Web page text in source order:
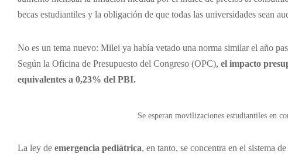
becas estudiantiles y la obligación de que todas las universidades sean
No es un tema nuevo: Milei ya había vetado una norma similar el año
Según la Oficina de Presupuesto del Congreso (OPC), el impacto
equivalentes a 0,23% del PBI.
Se esperan movilizaciones estudiantiles en
La ley de emergencia pediátrica, en tanto, se concentra en el sistema